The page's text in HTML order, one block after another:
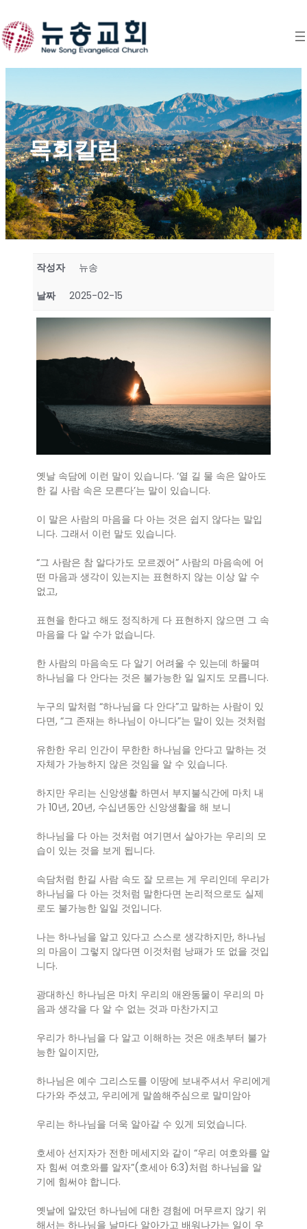
to
content
목회칼럼
작성자 뉴송
날짜 2025-02-15
옛날 속담에 이런 말이 있습니다. ‘열 길 물 속은 알아도
한 길 사람 속은 모른다’는 말이 있습니다.
이 말은 사람의 마음을 다 아는 것은 쉽지 않다는 말입
니다. 그래서 이런 말도 있습니다.
“그 사람은 참 알다가도 모르겠어” 사람의 마음속에 어
떤 마음과 생각이 있는지는 표현하지 않는 이상 알 수
없고,
표현을 한다고 해도 정직하게 다 표현하지 않으면 그 속
마음을 다 알 수가 없습니다.
한 사람의 마음속도 다 알기 어려울 수 있는데 하물며
하나님을 다 안다는 것은 불가능한 일 일지도 모릅니다.
누구의 말처럼 “하나님을 다 안다”고 말하는 사람이 있
다면, “그 존재는 하나님이 아니다”는 말이 있는 것처럼
유한한 우리 인간이 무한한 하나님을 안다고 말하는 것
자체가 가능하지 않은 것임을 알 수 있습니다.
하지만 우리는 신앙생활 하면서 부지불식간에 마치 내
가 10년, 20년, 수십년동안 신앙생활을 해 보니
하나님을 다 아는 것처럼 여기면서 살아가는 우리의 모
습이 있는 것을 보게 됩니다.
속담처럼 한길 사람 속도 잘 모르는 게 우리인데 우리가
하나님을 다 아는 것처럼 말한다면 논리적으로도 실제
로도 불가능한 일일 것입니다.
나는 하나님을 알고 있다고 스스로 생각하지만, 하나님
의 마음이 그렇지 않다면 이것처럼 낭패가 또 없을 것입
니다.
광대하신 하나님은 마치 우리의 애완동물이 우리의 마
음과 생각을 다 알 수 없는 것과 마찬가지고
우리가 하나님을 다 알고 이해하는 것은 애초부터 불가
능한 일이지만,
하나님은 예수 그리스도를 이땅에 보내주셔서 우리에게
다가와 주셨고, 우리에게 말씀해주심으로 말미암아
우리는 하나님을 더욱 알아갈 수 있게 되었습니다.
호세아 선지자가 전한 메세지와 같이 “우리 여호와를 알
자 힘써 여호와를 알자”(호세아 6:3)처럼 하나님을 알
기에 힘써야 합니다.
옛날에 알았던 하나님에 대한 경험에 머무르지 않기 위
해서는 하나님을 날마다 알아가고 배워나가는 일이 우